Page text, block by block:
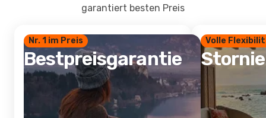
garantiert besten Preis
Nr. 1 im Preis
Bestpreisgarantie
Volle